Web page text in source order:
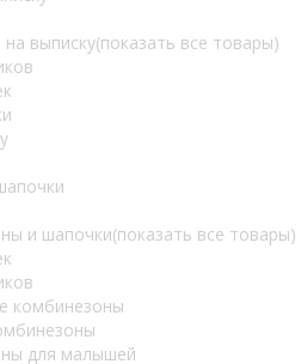
выписку(показать все товары)
и шапочки(показать все товары)
комбинезоны
для малышей